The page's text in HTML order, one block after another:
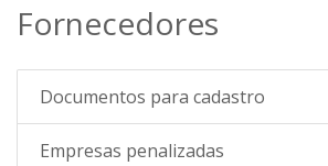
Fornecedores
Documentos para cadastro
Empresas penalizadas